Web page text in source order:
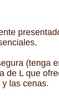
(tenga
L que
las cenas.